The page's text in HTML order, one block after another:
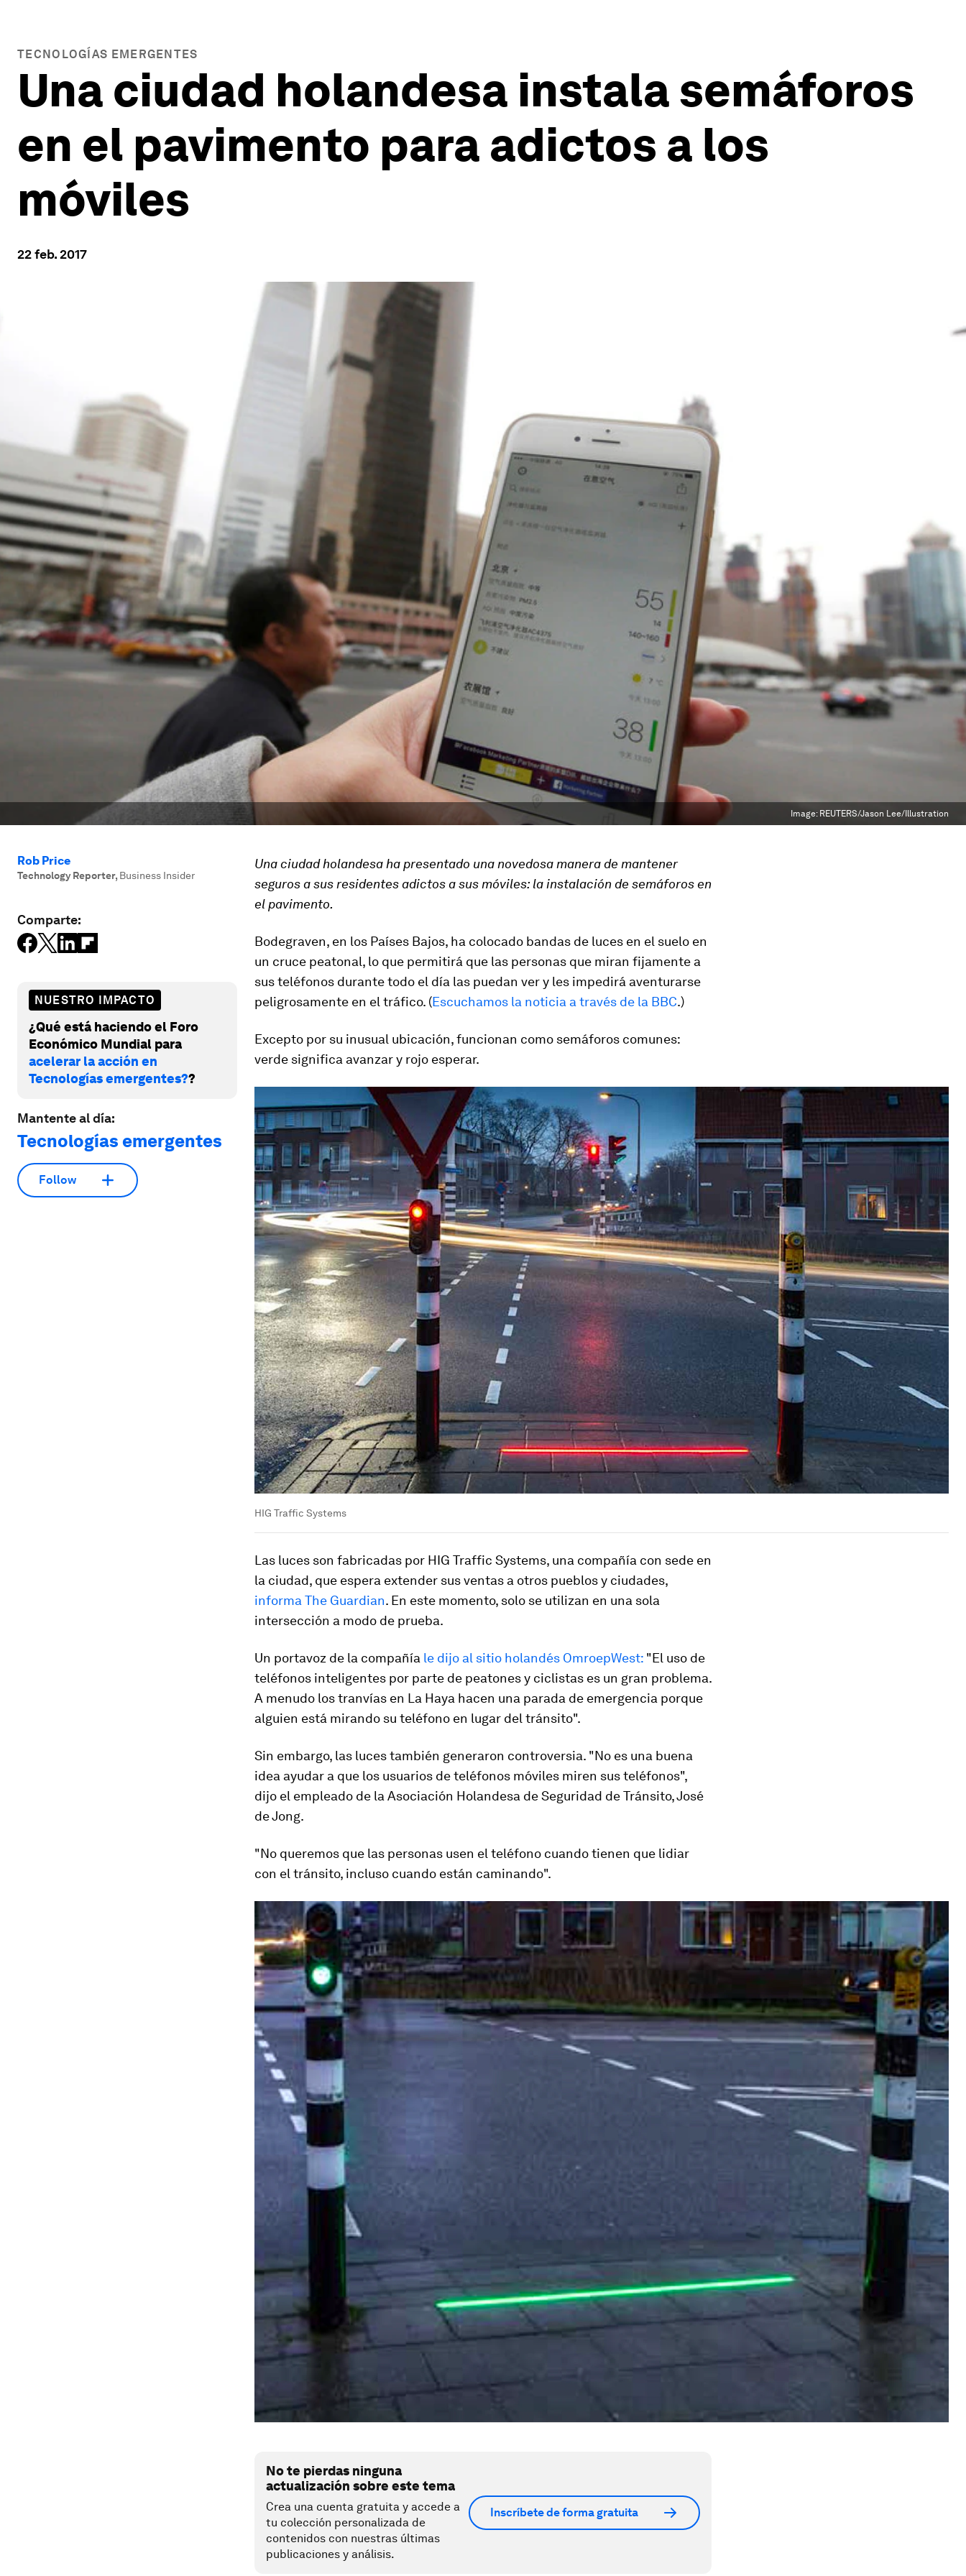
TECNOLOGÍAS EMERGENTES
Una ciudad holandesa instala semáforos
en el pavimento para adictos a los
móviles
22 feb. 2017
Image: REUTERS/Jason Lee/Illustration
Rob Price
Technology Reporter, Business Insider
Comparte:
NUESTRO IMPACTO
¿Qué está haciendo el Foro
Económico Mundial para
acelerar la acción en
Tecnologías emergentes??
Mantente al día:
Tecnologías emergentes
Follow
Una ciudad holandesa ha presentado una novedosa manera de mantener
seguros a sus residentes adictos a sus móviles: la instalación de semáforos en
el pavimento.
Bodegraven, en los Países Bajos, ha colocado bandas de luces en el suelo en
un cruce peatonal, lo que permitirá que las personas que miran fijamente a
sus teléfonos durante todo el día las puedan ver y les impedirá aventurarse
peligrosamente en el tráfico. (Escuchamos la noticia a través de la BBC.)
Excepto por su inusual ubicación, funcionan como semáforos comunes:
verde significa avanzar y rojo esperar.
HIG Traffic Systems
Las luces son fabricadas por HIG Traffic Systems, una compañía con sede en
la ciudad, que espera extender sus ventas a otros pueblos y ciudades,
informa The Guardian. En este momento, solo se utilizan en una sola
intersección a modo de prueba.
Un portavoz de la compañía le dijo al sitio holandés OmroepWest: "El uso de
teléfonos inteligentes por parte de peatones y ciclistas es un gran problema.
A menudo los tranvías en La Haya hacen una parada de emergencia porque
alguien está mirando su teléfono en lugar del tránsito".
Sin embargo, las luces también generaron controversia. "No es una buena
idea ayudar a que los usuarios de teléfonos móviles miren sus teléfonos",
dijo el empleado de la Asociación Holandesa de Seguridad de Tránsito, José
de Jong.
"No queremos que las personas usen el teléfono cuando tienen que lidiar
con el tránsito, incluso cuando están caminando".
No te pierdas ninguna
actualización sobre este tema
Crea una cuenta gratuita y accede a
tu colección personalizada de
contenidos con nuestras últimas
publicaciones y análisis.
Inscríbete de forma gratuita